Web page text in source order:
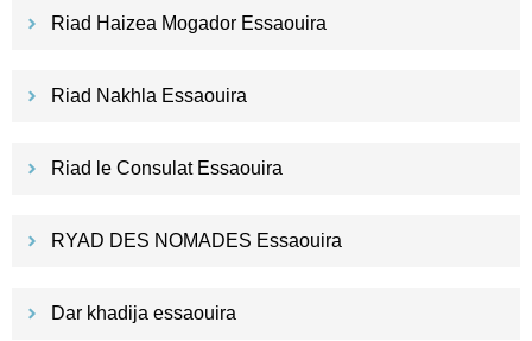
Riad Haizea Mogador Essaouira
Riad Nakhla Essaouira
Riad le Consulat Essaouira
RYAD DES NOMADES Essaouira
Dar khadija essaouira